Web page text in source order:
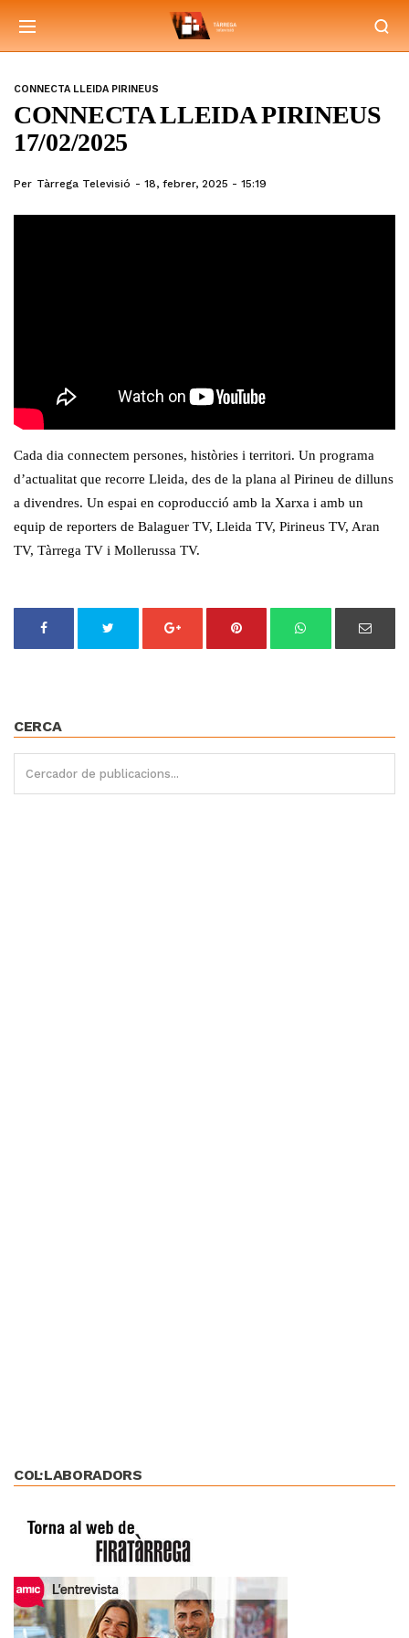
CONNECTA LLEIDA PIRINEUS
CONNECTA LLEIDA PIRINEUS
17/02/2025
Per Tàrrega Televisió 18, febrer, 2025 - 15:19
Cada dia connectem persones, històries i territori. Un programa
d’actualitat que recorre Lleida, des de la plana al Pirineu de dilluns
a divendres. Un espai en coproducció amb la Xarxa i amb un
equip de reporters de Balaguer TV, Lleida TV, Pirineus TV, Aran
TV, Tàrrega TV i Mollerussa TV.
CERCA
COL·LABORADORS